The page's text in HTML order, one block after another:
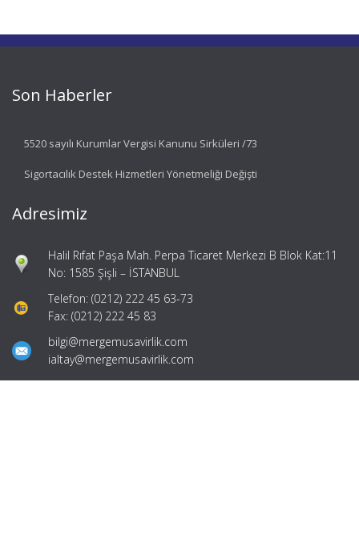
Son Haberler
5520 sayılı Kurumlar Vergisi Kanunu Sirküleri /73
Sigortacılık Destek Hizmetleri Yönetmeliği Değişti
Adresimiz
Halil Rıfat Paşa Mah. Perpa Ticaret Merkezi B Blok Kat:11
No: 1585 Şişli – İSTANBUL
Telefon: (0212) 222 45 63-73
Fax: (0212) 222 45 83
bilgi@mergemusavirlik.com
ialtay@mergemusavirlik.com